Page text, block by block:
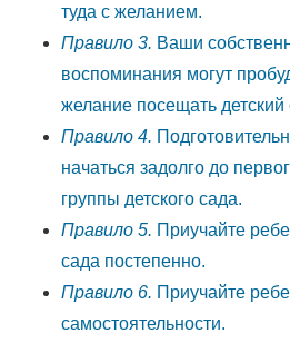
туда с желанием.
Правило 3. Ваши
воспоминания могут
желание посещать детский
Правило 4.
начаться задолго до
группы детского сада.
Правило 5. Приучайте
сада постепенно.
Правило 6. Приучайте
самостоятельности.